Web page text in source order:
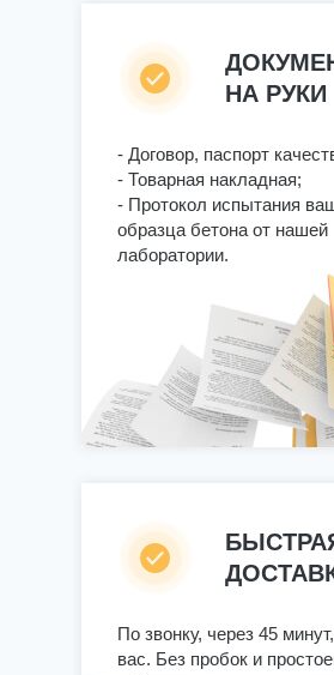
НА РУКИ
- Договор, паспорт
- Товарная накладная;
- Протокол испытания
образца бетона от нашей
лаборатории.
По звонку, через 45
вас. Без пробок и